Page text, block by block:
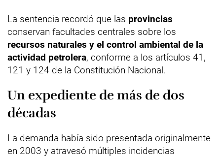
La sentencia recordó que las provincias
conservan facultades centrales sobre los
recursos naturales y el control ambiental de la
actividad petrolera, conforme a los artículos 41,
121 y 124 de la Constitución Nacional.
Un expediente de más de dos
décadas
La demanda había sido presentada originalmente
en 2003 y atravesó múltiples incidencias